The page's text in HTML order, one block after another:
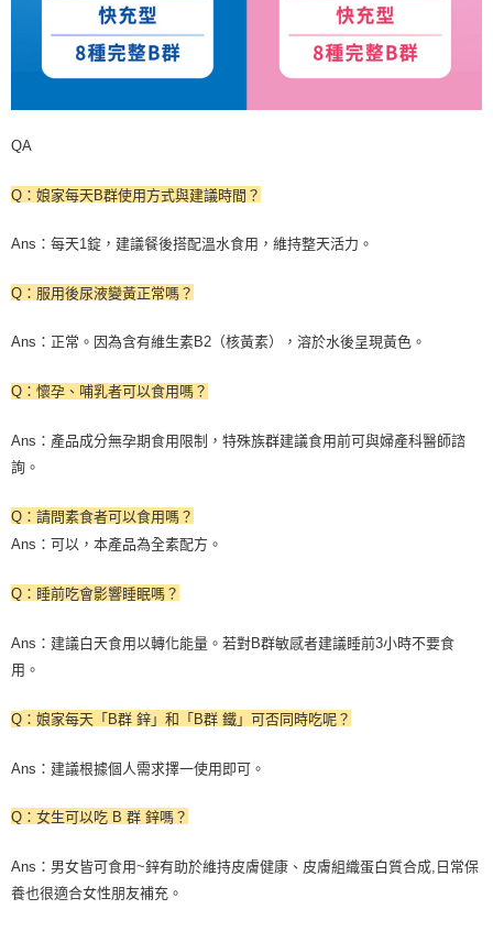
QA
Q ：娘家每天B群使用方式與建議時間？
Ans ：每天1錠，建議餐後搭配溫水食用，維持整天活力。
Q ：服用後尿液變黃正常嗎？
Ans ：正常。因為含有維生素B2 （核黃素），溶於水後呈現黃色。
Q ：懷孕、哺乳者可以食用嗎？
Ans ：產品成分無孕期食用限制，特殊族群建議食用前可與婦產科醫師諮
詢。
Q ：請問素食者可以食用嗎？
Ans ：可以，本產品為全素配方。
Q ：睡前吃會影響睡眠嗎？
Ans ：建議白天食用以轉化能量。若對B群敏感者建議睡前3小時不要食
用。
Q ：娘家每天「B群 鋅」和「B群 鐵」可否同時吃呢？
Ans ：建議根據個人需求擇一使用即可。
Q ：女生可以吃 B 群 鋅嗎？
Ans ：男女皆可食用~鋅有助於維持皮膚健康、皮膚組織蛋白質合成 日常保
養也很適合女性朋友補充。